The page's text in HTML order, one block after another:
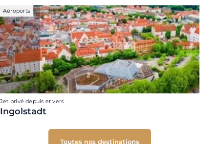
Aéroports
Jet privé depuis et vers
Ingolstadt
Toutes nos destinations